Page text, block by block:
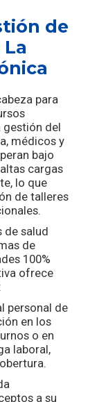
de
para
gestión del
médicos y
bajo
cargas
lo que
de talleres
de salud
de
100%
ofrece
personal de
en los
o en
laboral,
a su